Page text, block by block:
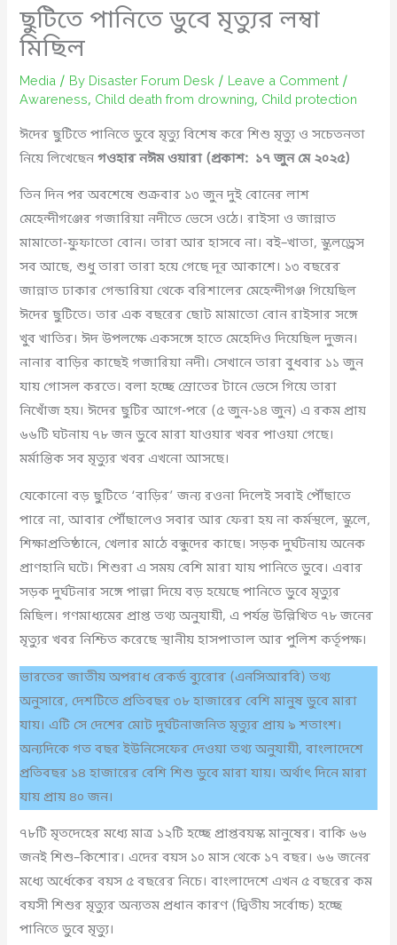
ছুটিতে পানিতে ডুবে মৃত্যুর লম্বা
মিছিল
Media / By Disaster Forum Desk / Leave a Comment /
Awareness, Child death from drowning, Child protection
ঈদের ছুটিতে পানিতে ডুবে মৃত্যু বিশেষ করে শিশু মৃত্যু ও সচেতনতা
নিয়ে লিখেছেন গওহার নঈম ওয়ারা (প্রকাশ: ১৭ জুন মে ২০২৫)
তিন দিন পর অবশেষে শুক্রবার ১৩ জুন দুই বোনের লাশ
মেহেন্দীগঞ্জের গজারিয়া নদীতে ভেসে ওঠে। রাইসা ও জান্নাত
মামাতো-ফুফাতো বোন। তারা আর হাসবে না। বই–খাতা, স্কুলড্রেস
সব আছে, শুধু তারা তারা হয়ে গেছে দূর আকাশে। ১৩ বছরের
জান্নাত ঢাকার গেন্ডারিয়া থেকে বরিশালের মেহেন্দীগঞ্জ গিয়েছিল
ঈদের ছুটিতে। তার এক বছরের ছোট মামাতো বোন রাইসার সঙ্গে
খুব খাতির। ঈদ উপলক্ষে একসঙ্গে হাতে মেহেদিও দিয়েছিল দুজন।
নানার বাড়ির কাছেই গজারিয়া নদী। সেখানে তারা বুধবার ১১ জুন
যায় গোসল করতে। বলা হচ্ছে স্রোতের টানে ভেসে গিয়ে তারা
নিখোঁজ হয়। ঈদের ছুটির আগে-পরে (৫ জুন-১৪ জুন) এ রকম প্রায়
৬৬টি ঘটনায় ৭৮ জন ডুবে মারা যাওয়ার খবর পাওয়া গেছে।
মর্মান্তিক সব মৃত্যুর খবর এখনো আসছে।
যেকোনো বড় ছুটিতে ‘বাড়ির’ জন্য রওনা দিলেই সবাই পৌঁছাতে
পারে না, আবার পৌঁছালেও সবার আর ফেরা হয় না কর্মস্থলে, স্কুলে,
শিক্ষাপ্রতিষ্ঠানে, খেলার মাঠে বন্ধুদের কাছে। সড়ক দুর্ঘটনায় অনেক
প্রাণহানি ঘটে। শিশুরা এ সময় বেশি মারা যায় পানিতে ডুবে। এবার
সড়ক দুর্ঘটনার সঙ্গে পাল্লা দিয়ে বড় হয়েছে পানিতে ডুবে মৃত্যুর
মিছিল। গণমাধ্যমের প্রাপ্ত তথ্য অনুযায়ী, এ পর্যন্ত উল্লিখিত ৭৮ জনের
মৃত্যুর খবর নিশ্চিত করেছে স্থানীয় হাসপাতাল আর পুলিশ কর্তৃপক্ষ।
ভারতের জাতীয় অপরাধ রেকর্ড ব্যুরোর (এনসিআরবি) তথ্য
অনুসারে, দেশটিতে প্রতিবছর ৩৮ হাজারের বেশি মানুষ ডুবে মারা
যায়। এটি সে দেশের মোট দুর্ঘটনাজনিত মৃত্যুর প্রায় ৯ শতাংশ।
অন্যদিকে গত বছর ইউনিসেফের দেওয়া তথ্য অনুযায়ী, বাংলাদেশে
প্রতিবছর ১৪ হাজারের বেশি শিশু ডুবে মারা যায়। অর্থাৎ দিনে মারা
যায় প্রায় ৪০ জন।
৭৮টি মৃতদেহের মধ্যে মাত্র ১২টি হচ্ছে প্রাপ্তবয়স্ক মানুষের। বাকি ৬৬
জনই শিশু–কিশোর। এদের বয়স ১০ মাস থেকে ১৭ বছর। ৬৬ জনের
মধ্যে অর্ধেকের বয়স ৫ বছরের নিচে। বাংলাদেশে এখন ৫ বছরের কম
বয়সী শিশুর মৃত্যুর অন্যতম প্রধান কারণ (দ্বিতীয় সর্বোচ্চ) হচ্ছে
পানিতে ডুবে মৃত্যু।